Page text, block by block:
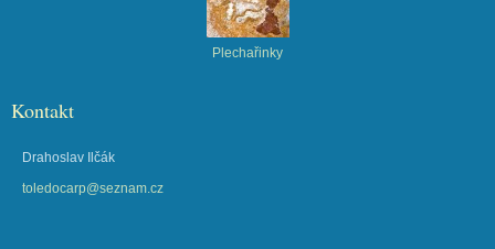
Plechařinky
Kontakt
Drahoslav Ilčák
toledocarp@seznam.cz